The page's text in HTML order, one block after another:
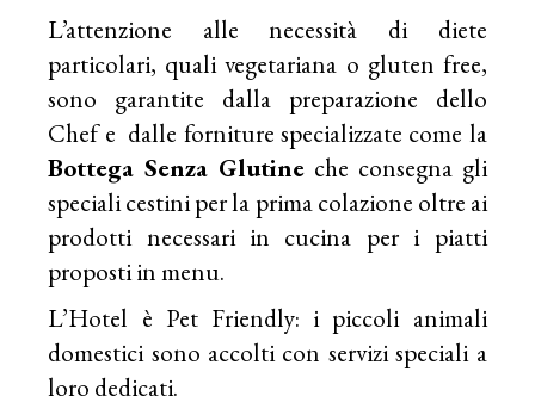
L’attenzione alle necessità di diete
particolari, quali vegetariana o gluten free,
sono garantite dalla preparazione dello
Chef e dalle forniture specializzate come la
Bottega Senza Glutine che consegna gli
speciali cestini per la prima colazione oltre ai
prodotti necessari in cucina per i piatti
proposti in menu.
L’Hotel è Pet Friendly: i piccoli animali
domestici sono accolti con servizi speciali a
loro dedicati.